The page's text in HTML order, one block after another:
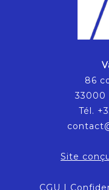
86
33000
Tél.
Site
CGU |